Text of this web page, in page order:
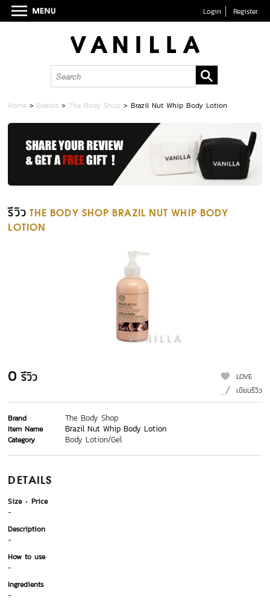
Login Register
Home > Brands >The Body Shop >Brazil Nut Whip Body Lotion
รีวิว THE BODY SHOP BRAZIL NUT WHIP BODY
LOTION
0 รีวิว
LOVE
เขียนรีวิว
Brand The Body Shop
Item Name Brazil Nut Whip Body Lotion
Category Body Lotion/Gel
DETAILS
Size
Price
-
Description
-
How to use
-
Ingredients
-